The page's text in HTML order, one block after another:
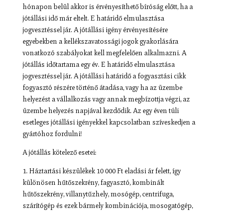
hónapon belül akkor is érvényesíthető bíróság előtt, ha a
jótállási idő már eltelt. E határidő elmulasztása
jogvesztéssel jár. A jótállási igény érvényesítésére
egyebekben a kellékszavatossági jogok gyakorlására
vonatkozó szabályokat kell megfelelően alkalmazni. A
jótállás időtartama egy év. E határidő elmulasztása
jogvesztéssel jár. A jótállási határidő a fogyasztási cikk
fogyasztó részére történő átadása, vagy ha az üzembe
helyezést a vállalkozás vagy annak megbízottja végzi, az
üzembe helyezés napjával kezdődik. Az egy éven túli
esetleges jótállási igényekkel kapcsolatban szíveskedjen a
gyártóhoz fordulni!
A jótállás kötelező esetei:
1. Háztartási készülékek 10 000 Ft eladási ár felett, így
különösen hűtőszekrény, fagyasztó, kombinált
hűtőszekrény, villanytűzhely, mosógép, centrifuga,
szárítógép és ezek bármely kombinációja, mosogatógép,